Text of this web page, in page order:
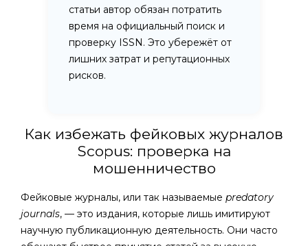
статьи автор обязан потратить
время на официальный поиск и
проверку ISSN. Это убережёт от
лишних затрат и репутационных
рисков.
Как избежать фейковых журналов
Scopus: проверка на
мошенничество
Фейковые журналы, или так называемые predatory
journals, — это издания, которые лишь имитируют
научную публикационную деятельность. Они часто